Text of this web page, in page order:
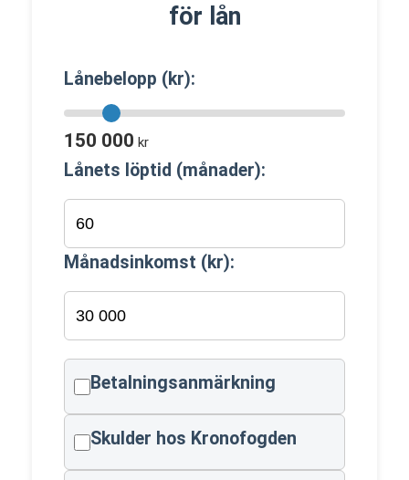
för lån
Lånebelopp (kr):
150 000 kr
Lånets löptid (månader):
Månadsinkomst (kr):
Betalningsanmärkning
Skulder hos Kronofogden